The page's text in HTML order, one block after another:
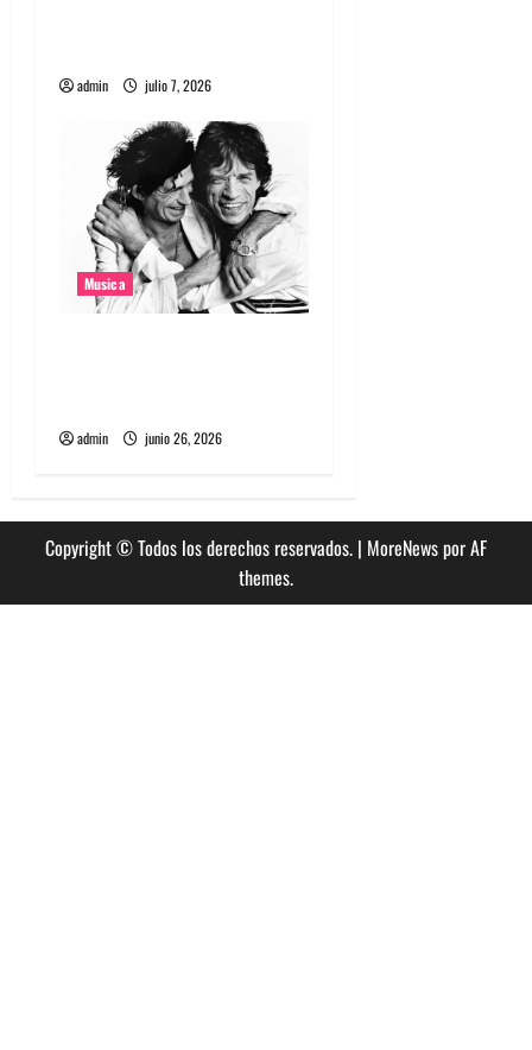
admin julio 7, 2026
Musica
admin junio 26, 2026
Copyright © Todos los derechos reservados. | MoreNewspor AF
themes.